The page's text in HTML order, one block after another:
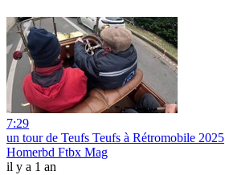
7:29
un tour de Teufs Teufs à Rétromobile 2025
Homerbd Ftbx Mag
il y a 1 an